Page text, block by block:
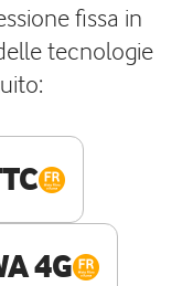
fissa in
tecnologie
4G